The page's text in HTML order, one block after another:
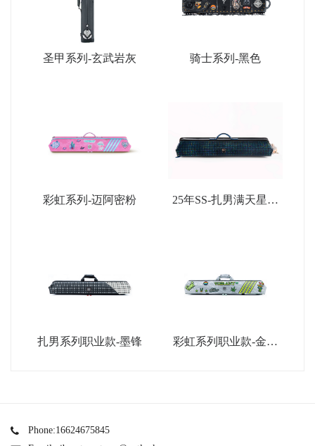
圣甲系列-玄武岩灰 骑士系列-黑色
彩虹系列-迈阿密粉
25年SS-扎男满天星限
扎男系列职业款-墨锋
彩虹系列职业款-金属
Phone:16624675845